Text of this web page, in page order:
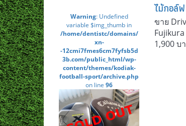
Warning: Undefined
variable $img_thumb in
/home/dentistc/domains/
xn-
-12cmi7fmes6cm7fyfsb5d
3b.com/public_html/wp-
content/themes/kodiak-
football-sport/archive.php
on line 96
ไม้กอล์
ขาย
1,900 บ